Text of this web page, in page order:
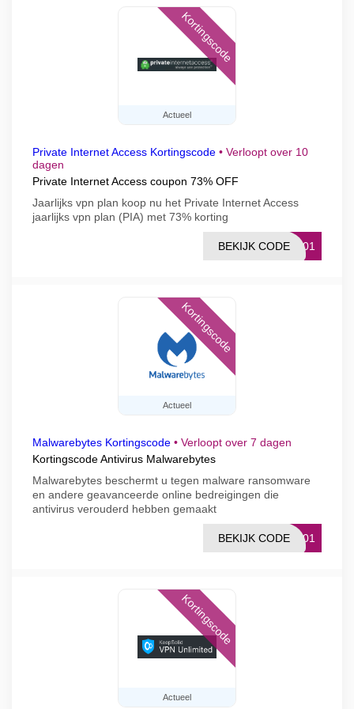
Actueel
Kortingscode
Private Internet Access Kortingscode • Verloopt over 10
dagen
Private Internet Access coupon 73% OFF
Jaarlijks vpn plan koop nu het Private Internet Access
jaarlijks vpn plan (PIA) met 73% korting
1001
BEKIJK CODE
Actueel
Kortingscode
Malwarebytes Kortingscode • Verloopt over 7 dagen
Kortingscode Antivirus Malwarebytes
Malwarebytes beschermt u tegen malware ransomware
en andere geavanceerde online bedreigingen die
antivirus verouderd hebben gemaakt
1001
BEKIJK CODE
Actueel
Kortingscode